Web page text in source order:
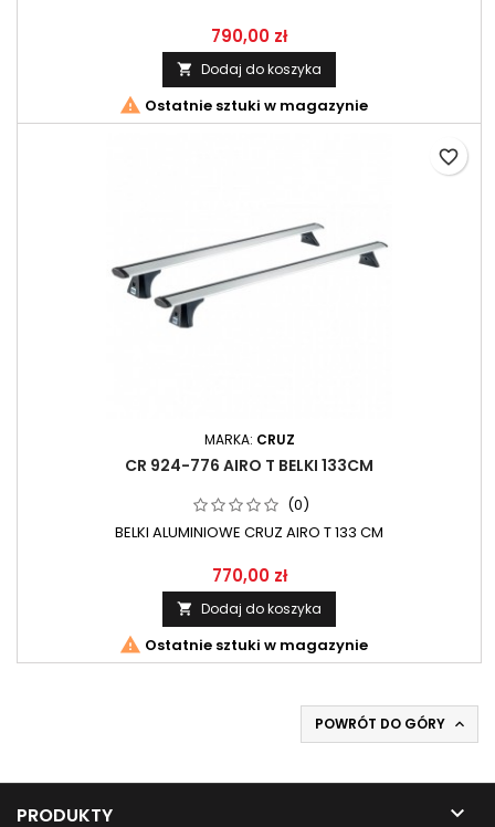
790,00 zł
 Dodaj do koszyka
 Ostatnie sztuki w magazynie
MARKA: CRUZ
CR 924-776 AIRO T BELKI 133CM
(0)
BELKI ALUMINIOWE CRUZ AIRO T 133 CM
770,00 zł
 Dodaj do koszyka
 Ostatnie sztuki w magazynie
favorite_border
POWRÓT DO GÓRY 
PRODUKTY 